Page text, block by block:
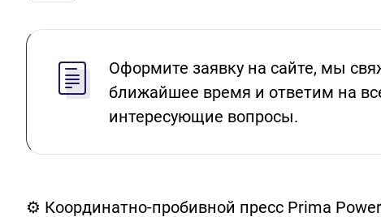
Оформите заявку на сайте, мы
ближайшее время и ответим на
интересующие вопросы.
⚙️ Координатно-пробивной пресс Prima